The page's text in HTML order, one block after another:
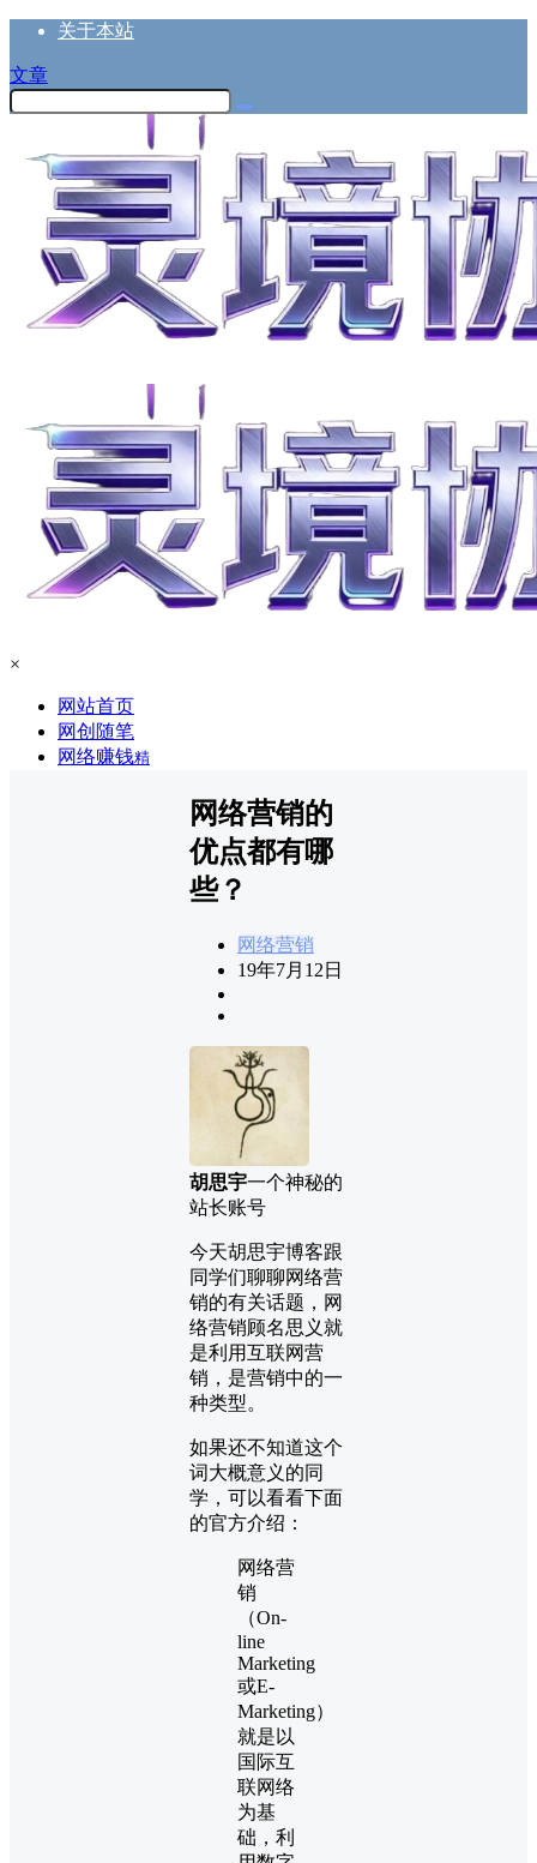
关于本站
文章
×
网站首页
网创随笔
网络赚钱精
网络营销的
优点都有哪
些？
网络营销
19年7月12日
胡思宇一个神秘的
站长账号
今天胡思宇博客跟
同学们聊聊网络营
销的有关话题，网
络营销顾名思义就
是利用互联网营
销，是营销中的一
种类型。
如果还不知道这个
词大概意义的同
学，可以看看下面
的官方介绍：
网络营
销
（On-
line
Marketing
或E-
Marketing）
就是以
国际互
联网络
为基
础，利